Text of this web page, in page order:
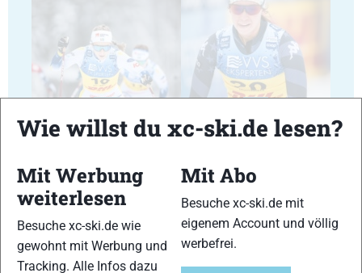
21 22
Wie willst du xc-ski.de lesen?
Mit Werbung
weiterlesen
Besuche xc-ski.de wie
gewohnt mit Werbung und
Tracking. Alle Infos dazu
Mit Abo
Besuche xc-ski.de mit
eigenem Account und völlig
werbefrei.